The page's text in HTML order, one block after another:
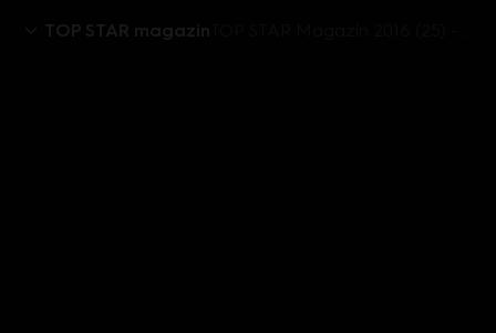
TOP STAR magazín